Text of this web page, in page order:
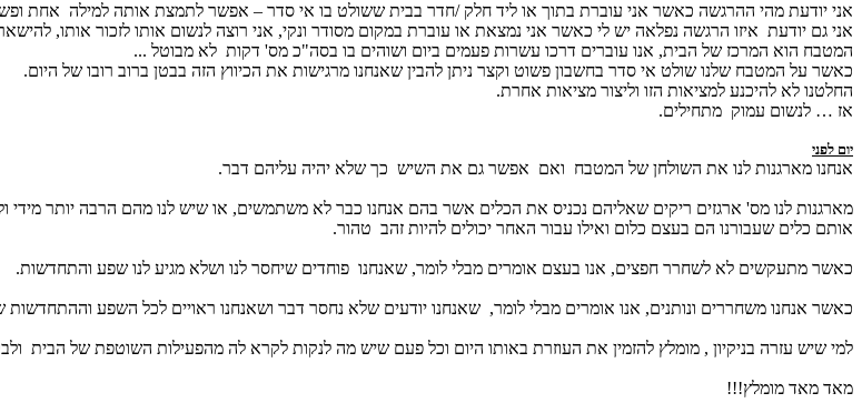
אני יודעת מהי ההרגשה כאשר אני עוברת בתוך או ליד חלק /חדר בבית ששולט בו אי סדר – אפשר לתמצת אותה למילה אחת
אני גם יודעת איזו הרגשה נפלאה יש לי כאשר אני נמצאת או עוברת במקום מסודר ונקי, אני רוצה לנשום אותו לזכור אותו,
המטבח הוא המרכז של הבית, אנו עוברים דרכו עשרות פעמים ביום ושוהים בו בסה"כ מס' דקות לא מבוטל ...
כאשר על המטבח שלנו שולט אי סדר בחשבון פשוט וקצר ניתן להבין שאנחנו מרגישות את הכיווץ הזה בבטן ברוב רובו של היום.
החלטנו לא להיכנע למציאות הזו וליצור מציאות אחרת.
אז … לנשום עמוק מתחילים.
יום לפני
אנחנו מארגנות לנו את השולחן של המטבח ואם אפשר גם את השיש כך שלא יהיה עליהם דבר.
מארגנות לנו מס' ארגזים ריקים שאליהם נכניס את הכלים אשר בהם אנחנו כבר לא משתמשים, או שיש לנו מהם הרבה יותר מידי
אותם כלים שעבורנו הם בעצם כלום ואילו עבור האחר יכולים להיות זהב טהור.
כאשר מתעקשים לא לשחרר חפצים, אנו בעצם אומרים מבלי לומר, שאנחנו פוחדים שיחסר לנו ושלא מגיע לנו שפע והתחדשות.
כאשר אנחנו משחררים ונותנים, אנו אומרים מבלי לומר, שאנחנו יודעים שלא נחסר דבר ושאנחנו ראויים לכל השפע וההתחדשות
למי שיש עזרה בניקיון , מומלץ להזמין את העוזרת באותו היום וכל פעם שיש מה לנקות לקרא לה מהפעילות השוטפת של הבית
מאד מאד מומלץ!!!